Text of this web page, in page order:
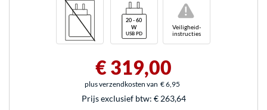
Veiligheid-
instructies
!
€ 319,00
plus verzendkosten van € 6,95
Prijs exclusief btw: € 263,64